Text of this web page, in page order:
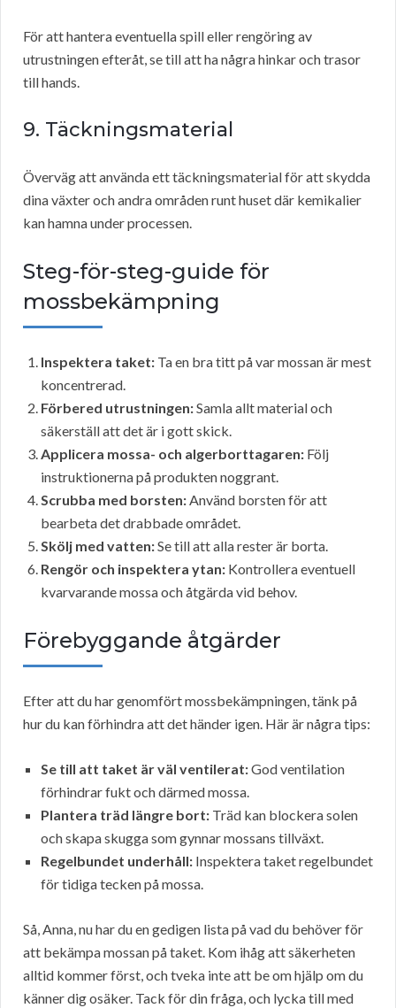
För att hantera eventuella spill eller rengöring av
utrustningen efteråt, se till att ha några hinkar och trasor
till hands.
9. Täckningsmaterial
Överväg att använda ett täckningsmaterial för att skydda
dina växter och andra områden runt huset där kemikalier
kan hamna under processen.
Steg-för-steg-guide för
mossbekämpning
Inspektera taket: Ta en bra titt på var mossan är mest
koncentrerad.
Förbered utrustningen:Samla allt material och
säkerställ att det är i gott skick.
Applicera mossa- och algerborttagaren: Följ
instruktionerna på produkten noggrant.
Scrubba med borsten:Använd borsten för att
bearbeta det drabbade området.
Skölj med vatten:Se till att alla rester är borta.
Rengör och inspektera ytan: Kontrollera eventuell
kvarvarande mossa och åtgärda vid behov.
Förebyggande åtgärder
Efter att du har genomfört mossbekämpningen, tänk på
hur du kan förhindra att det händer igen. Här är några tips:
Se till att taket är väl ventilerat:God ventilation
förhindrar fukt och därmed mossa.
Plantera träd längre bort: Träd kan blockera solen
och skapa skugga som gynnar mossans tillväxt.
Regelbundet underhåll: Inspektera taket regelbundet
för tidiga tecken på mossa.
Så, Anna, nu har du en gedigen lista på vad du behöver för
att bekämpa mossan på taket. Kom ihåg att säkerheten
alltid kommer först, och tveka inte att be om hjälp om du
känner dig osäker. Tack för din fråga, och lycka till med